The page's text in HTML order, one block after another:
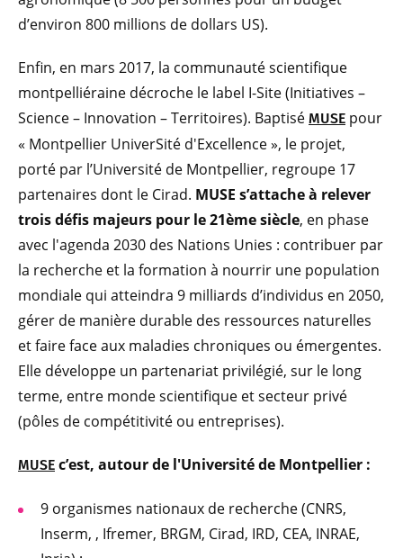
d’environ 800 millions de dollars US).
Enfin, en mars 2017, la communauté scientifique
montpelliéraine décroche le label I-Site (Initiatives –
Science – Innovation – Territoires). Baptisé MUSE pour
« Montpellier UniverSité d'Excellence », le projet,
porté par l’Université de Montpellier, regroupe 17
partenaires dont le Cirad. MUSE s’attache à relever
trois défis majeurs pour le 21ème siècle, en phase
avec l'agenda 2030 des Nations Unies : contribuer par
la recherche et la formation à nourrir une population
mondiale qui atteindra 9 milliards d’individus en 2050,
gérer de manière durable des ressources naturelles
et faire face aux maladies chroniques ou émergentes.
Elle développe un partenariat privilégié, sur le long
terme, entre monde scientifique et secteur privé
(pôles de compétitivité ou entreprises).
MUSE c’est, autour de l'Université de Montpellier :
9 organismes nationaux de recherche (CNRS,
Inserm, , Ifremer, BRGM, Cirad, IRD, CEA, INRAE,